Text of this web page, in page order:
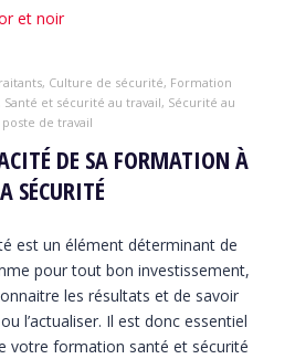
, Culture de sécurité, Formation
Santé et sécurité au travail, Sécurité au
poste de travail
DE SA FORMATION À
SÉCURITÉ
est un élément déterminant de
pour tout bon investissement,
les résultats et de savoir
l’actualiser. Il est donc essentiel
votre formation santé et sécurité